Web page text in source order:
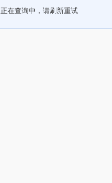
正在查询中，请刷新重试